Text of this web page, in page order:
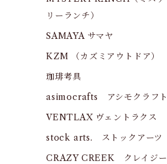
リーランチ）
SAMAYA サマヤ
KZM （カズミアウトドア）
珈琲考具
asimocrafts アシモクラフト
VENTLAX ヴェントラクス
stock arts. ストックアーツ
CRAZY CREEK クレイジー